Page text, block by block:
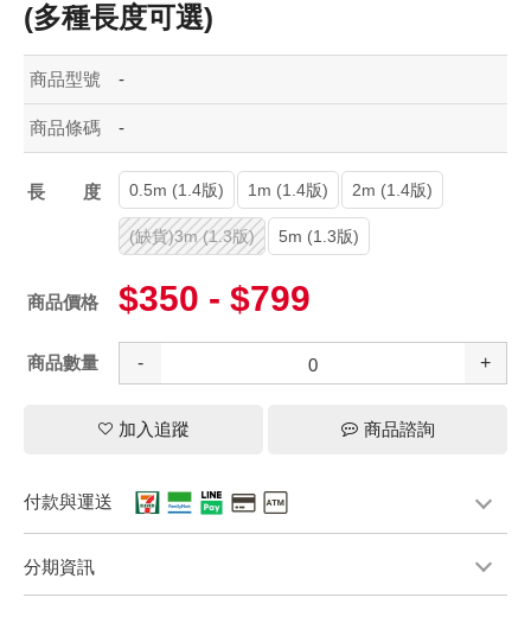
(多種長度可選)
商品型號 -
商品條碼 -
長度0.5m (1.4版) 1m (1.4版) 2m (1.4版)
(缺貨)3m (1.3版) 5m (1.3版)
商品價格 $350 - $799
商品數量 - +
加入追蹤 商品諮詢
付款與運送
分期資訊